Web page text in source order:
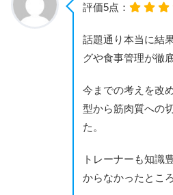
評価5点：
話題通り本当に結
グや食事管理が徹
今までの考えを改
型から筋肉質への
た。
トレーナーも知識
からなかったとこ